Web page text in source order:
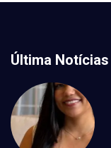
Última Notícias